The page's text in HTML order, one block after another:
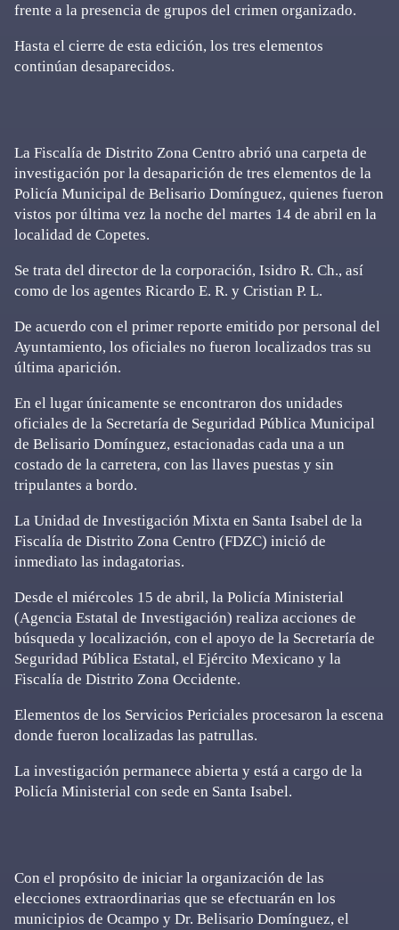
frente a la presencia de grupos del crimen organizado.
Hasta el cierre de esta edición, los tres elementos
continúan desaparecidos.
La Fiscalía de Distrito Zona Centro abrió una carpeta de
investigación por la desaparición de tres elementos de la
Policía Municipal de Belisario Domínguez, quienes fueron
vistos por última vez la noche del martes 14 de abril en la
localidad de Copetes.
Se trata del director de la corporación, Isidro R. Ch., así
como de los agentes Ricardo E. R. y Cristian P. L.
De acuerdo con el primer reporte emitido por personal del
Ayuntamiento, los oficiales no fueron localizados tras su
última aparición.
En el lugar únicamente se encontraron dos unidades
oficiales de la Secretaría de Seguridad Pública Municipal
de Belisario Domínguez, estacionadas cada una a un
costado de la carretera, con las llaves puestas y sin
tripulantes a bordo.
La Unidad de Investigación Mixta en Santa Isabel de la
Fiscalía de Distrito Zona Centro (FDZC) inició de
inmediato las indagatorias.
Desde el miércoles 15 de abril, la Policía Ministerial
(Agencia Estatal de Investigación) realiza acciones de
búsqueda y localización, con el apoyo de la Secretaría de
Seguridad Pública Estatal, el Ejército Mexicano y la
Fiscalía de Distrito Zona Occidente.
Elementos de los Servicios Periciales procesaron la escena
donde fueron localizadas las patrullas.
La investigación permanece abierta y está a cargo de la
Policía Ministerial con sede en Santa Isabel.
Con el propósito de iniciar la organización de las
elecciones extraordinarias que se efectuarán en los
municipios de Ocampo y Dr. Belisario Domínguez, el